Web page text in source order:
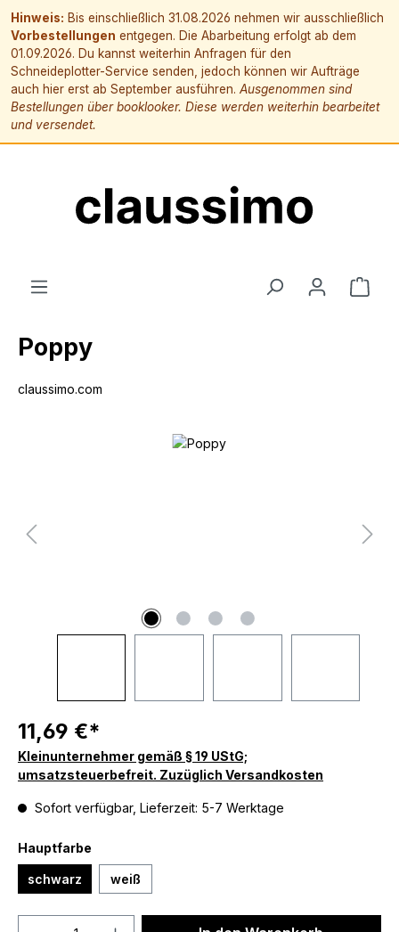
Hinweis: Bis einschließlich 31.08.2026 nehmen wir ausschließlich
Vorbestellungen entgegen. Die Abarbeitung erfolgt ab dem
01.09.2026. Du kannst weiterhin Anfragen für den
Schneideplotter-Service senden, jedoch können wir Aufträge
auch hier erst ab September ausführen. Ausgenommen sind
Bestellungen über booklooker. Diese werden weiterhin bearbeitet
und versendet.
Poppy
claussimo.com
Bildergalerie überspringen
11,69 €*
Kleinunternehmer gemäß § 19 UStG;
umsatzsteuerbefreit. Zuzüglich Versandkosten
Sofort verfügbar, Lieferzeit: 5-7 Werktage
Hauptfarbe
schwarz weiß